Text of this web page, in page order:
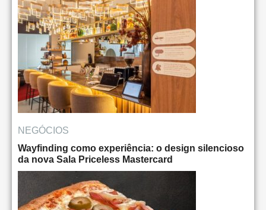
NEGÓCIOS
Wayfinding como experiência: o design silencioso
da nova Sala Priceless Mastercard